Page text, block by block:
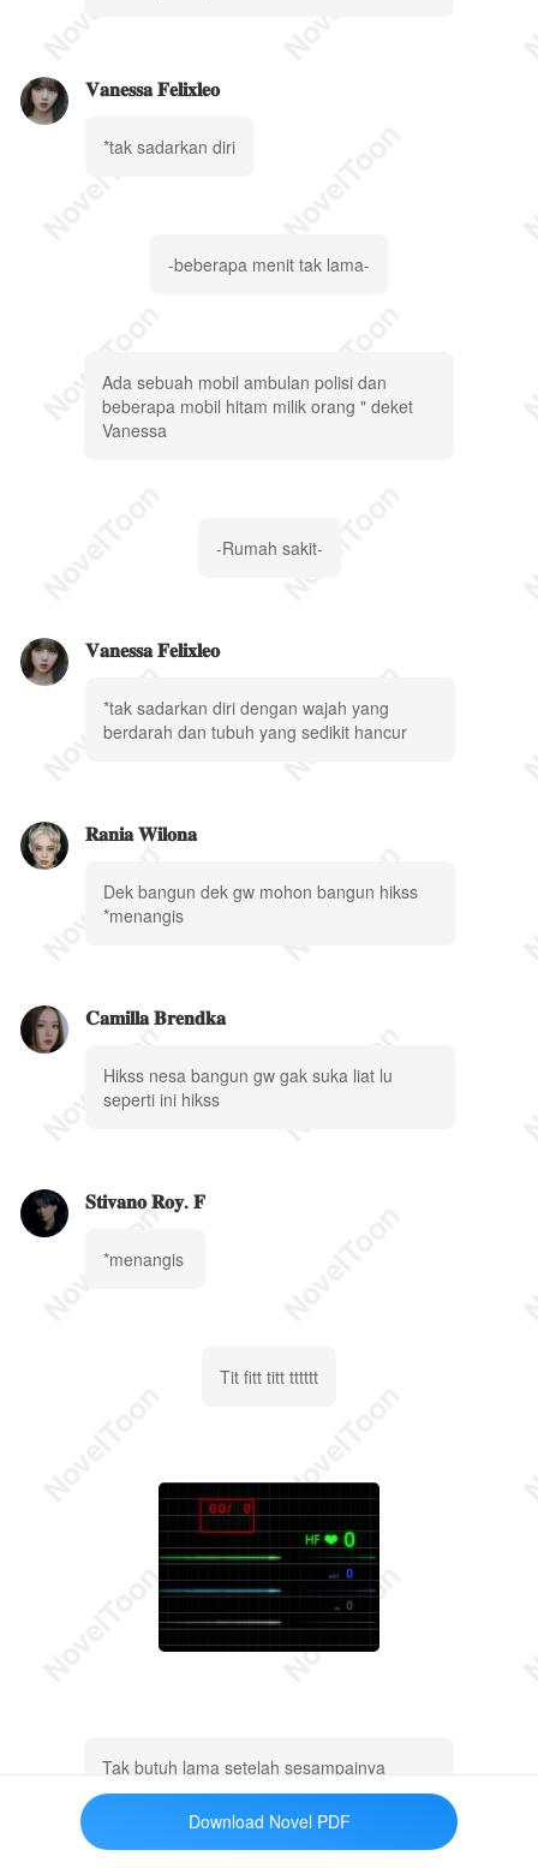
𝐕𝐚𝐧𝐞𝐬𝐬𝐚 𝐅𝐞𝐥𝐢𝐱𝐥𝐞𝐨
*tak sadarkan diri
-beberapa menit tak lama-
Ada sebuah mobil ambulan polisi dan
beberapa mobil hitam milik orang " deket
Vanessa
-Rumah sakit-
𝐕𝐚𝐧𝐞𝐬𝐬𝐚 𝐅𝐞𝐥𝐢𝐱𝐥𝐞𝐨
*tak sadarkan diri dengan wajah yang
berdarah dan tubuh yang sedikit hancur
𝐑𝐚𝐧𝐢𝐚 𝐖𝐢𝐥𝐨𝐧𝐚
Dek bangun dek gw mohon bangun hikss
*menangis
𝐂𝐚𝐦𝐢𝐥𝐥𝐚 𝐁𝐫𝐞𝐧𝐝𝐤𝐚
Hikss nesa bangun gw gak suka liat lu
seperti ini hikss
𝐒𝐭𝐢𝐯𝐚𝐧𝐨 𝐑𝐨𝐲. 𝐅
*menangis
Tit fitt titt tttttt
Tak butuh lama setelah sesampainya
dirumah sakit Vanessa pun langsung tiada
Download Novel PDF